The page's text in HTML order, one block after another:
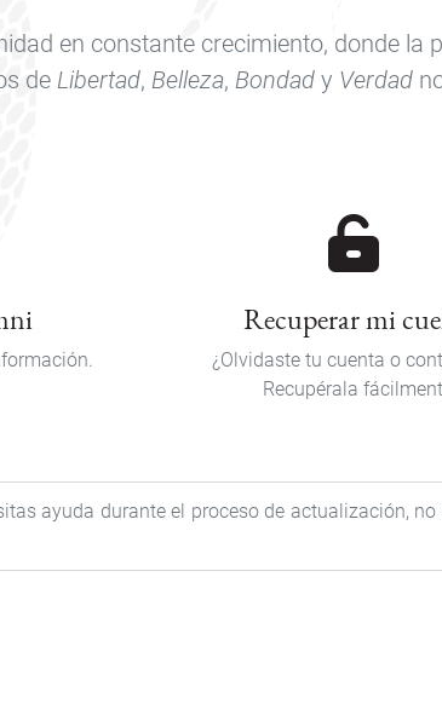
en constante crecimiento, donde la
de Libertad, Belleza, Bondady Verdad
Recuperar mi
¿Olvidaste tu cuenta o
Recupérala
ayuda durante el proceso de actualización,